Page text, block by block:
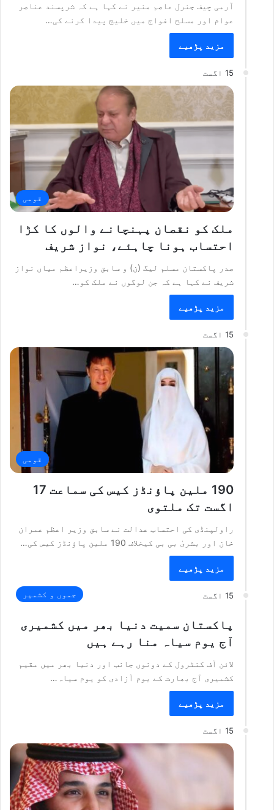
آرمی چیف جنرل عاصم منیر نے کہا ہے کہ شرپسند عناصر
عوام اور مسلح افواج میں خلیج پیدا کرنے کی…
مزید پڑھیے
15 اگست
قومی
ملک کو نقصان پہنچانے والوں کا کڑا
احتساب ہونا چاہئے، نواز شریف
صدر پاکستان مسلم لیگ (ن) و سابق وزیراعظم میاں نواز
شریف نے کہا ہے کہ جن لوگوں نے ملک کو…
مزید پڑھیے
15 اگست
قومی
190 ملین پاؤنڈز کیس کی سماعت 17
اگست تک ملتوی
راولپنڈی کی احتساب عدالت نے سابق وزیر اعظم عمران
خان اور بشریٰ بی بی کیخلاف 190 ملین پاؤنڈز کیس کی…
مزید پڑھیے
15 اگست جموں و کشمیر
پاکستان سمیت دنیا بھر میں کشمیری
آج یوم سیاہ منا رہے ہیں
لائن آف کنٹرول کے دونوں جانب اور دنیا بھر میں مقیم
کشمیری آج بھارت کے یوم آزادی کو یوم سیاہ…
مزید پڑھیے
15 اگست